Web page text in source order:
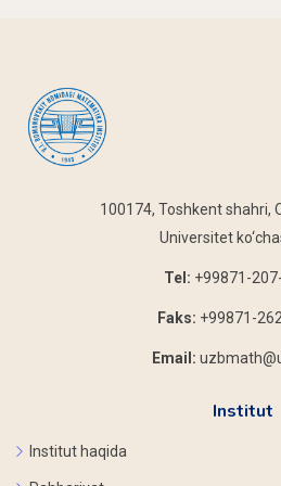
100174, Toshkent shahri,
Universitet
Tel: +99871-
Faks: +99871-
Email:
Institut
Institut haqida